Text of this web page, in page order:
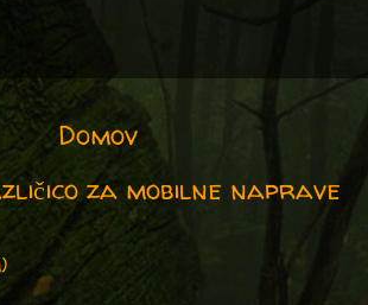
Domov
za mobilne naprave